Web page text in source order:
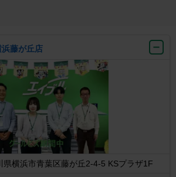
藤が丘店
県横浜市青葉区藤が丘2-4-5 KSプラザ1F